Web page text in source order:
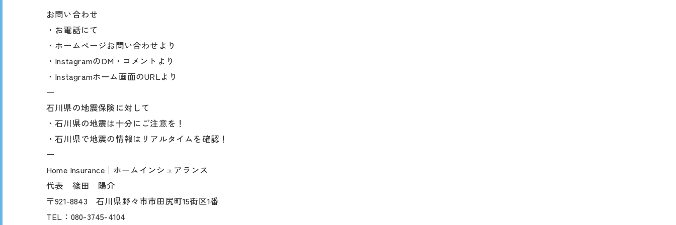
お問い合わせ
・お電話にて
・ホームページお問い合わせより
・InstagramのDM・コメントより
・Instagramホーム画面のURLより
ー
石川県の地震保険に対して
・石川県の地震は十分にご注意を！
・石川県で地震の情報はリアルタイムを確認！
ー
Home Insurance｜ホームインシュアランス
代表 篠田 陽介
〒921-8843 石川県野々市市田尻町15街区1番
TEL：080-3745-4104